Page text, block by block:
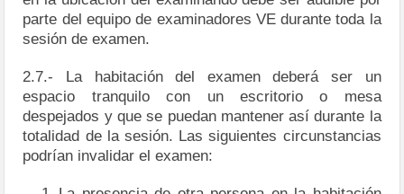
parte del equipo de examinadores VE durante toda la
sesión de examen.
2.7.- La habitación del examen deberá ser un
espacio tranquilo con un escritorio o mesa
despejados y que se puedan mantener así durante la
totalidad de la sesión. Las siguientes circunstancias
podrían invalidar el examen: